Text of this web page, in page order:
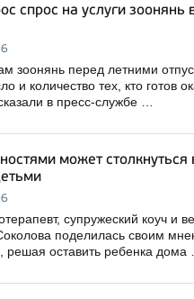
спрос на услуги зоонянь
зоонянь перед летними
и количество тех, кто готов
в пресс-службе …
может столкнуться
супружеский коуч и
поделилась своим
оставить ребенка дома